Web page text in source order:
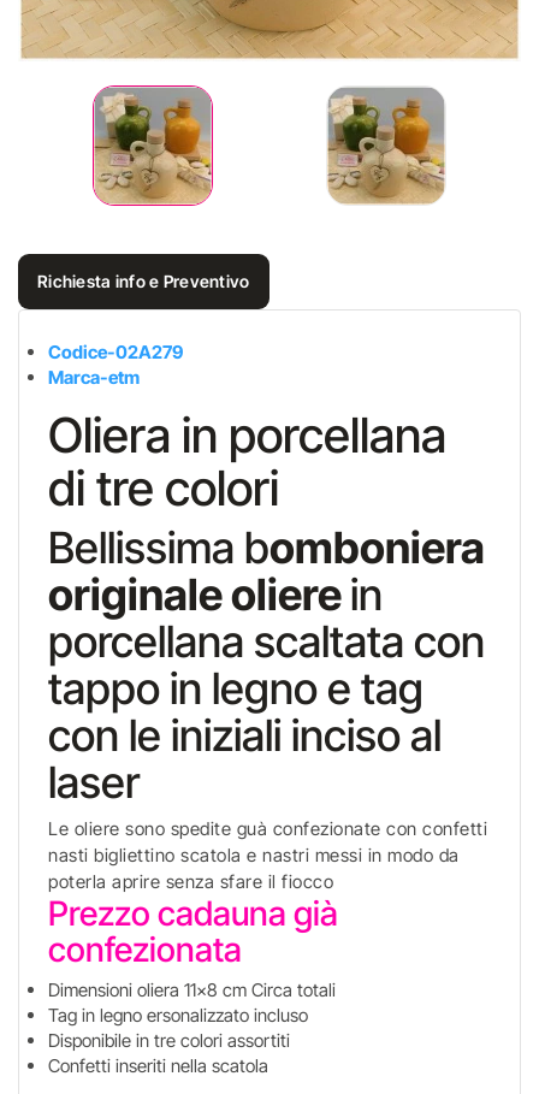
Richiesta info e Preventivo
Codice-02A279
Marca-etm
Oliera in porcellana
di tre colori
Bellissima bomboniera
originale olierein
porcellana scaltata con
tappo in legno e tag
con le iniziali inciso al
laser
Le oliere sono spedite guà confezionate con confetti
nasti bigliettino scatola e nastri messi in modo da
poterla aprire senza sfare il fiocco
Prezzo cadauna già
confezionata
Dimensioni oliera 11x8 cm Circa totali
Tag in legno ersonalizzato incluso
Disponibile in tre colori assortiti
Confetti inseriti nella scatola